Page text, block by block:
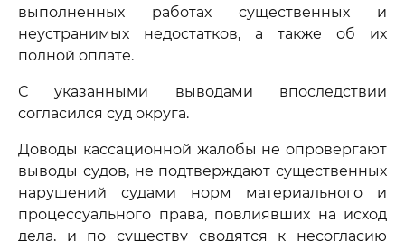
выполненных работах существенных и
неустранимых недостатков, а также об их
полной оплате.
С указанными выводами впоследствии
согласился суд округа.
Доводы кассационной жалобы не опровергают
выводы судов, не подтверждают существенных
нарушений судами норм материального и
процессуального права, повлиявших на исход
дела, и по существу сводятся к несогласию